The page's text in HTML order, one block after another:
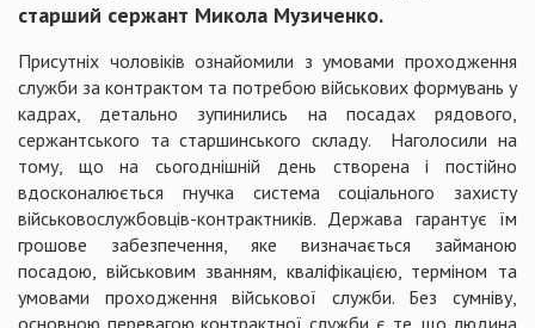
старший сержант Микола Музиченко.
Присутніх чоловіків ознайомили з умовами проходження
служби за контрактом та потребою військових формувань у
кадрах, детально зупинились на посадах рядового,
сержантського та старшинського складу. Наголосили на
тому, що на сьогоднішній день створена і постійно
вдосконалюється гнучка система соціального захисту
військовослужбовців-контрактників. Держава гарантує їм
грошове забезпечення, яке визначається займаною
посадою, військовим званням, кваліфікацією, терміном та
умовами проходження військової служби. Без сумніву,
основною перевагою контрактної служби є те, що людина